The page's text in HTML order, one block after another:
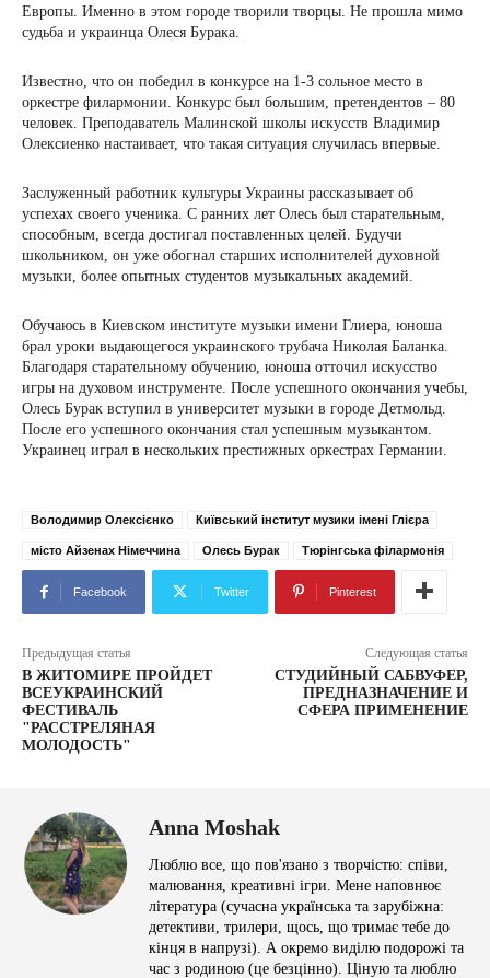
Европы. Именно в этом городе творили творцы. Не прошла мимо
судьба и украинца Олеся Бурака.
Известно, что он победил в конкурсе на 1-3 сольное место в
оркестре филармонии. Конкурс был большим, претендентов – 80
человек. Преподаватель Малинской школы искусств Владимир
Олексиенко настаивает, что такая ситуация случилась впервые.
Заслуженный работник культуры Украины рассказывает об
успехах своего ученика. С ранних лет Олесь был старательным,
способным, всегда достигал поставленных целей. Будучи
школьником, он уже обогнал старших исполнителей духовной
музыки, более опытных студентов музыкальных академий.
Обучаюсь в Киевском институте музыки имени Глиера, юноша
брал уроки выдающегося украинского трубача Николая Баланка.
Благодаря старательному обучению, юноша отточил искусство
игры на духовом инструменте. После успешного окончания учебы,
Олесь Бурак вступил в университет музыки в городе Детмольд.
После его успешного окончания стал успешным музыкантом.
Украинец играл в нескольких престижных оркестрах Германии.
Володимир Олексієнко Київський інститут музики імені Глієра
місто Айзенах Німеччина Олесь Бурак Тюрінгська філармонія
Facebook Twitter Pinterest
Предыдущая статья
В ЖИТОМИРЕ ПРОЙДЕТ
ВСЕУКРАИНСКИЙ
ФЕСТИВАЛЬ
"РАССТРЕЛЯНАЯ
МОЛОДОСТЬ"
Следующая статья
СТУДИЙНЫЙ САБВУФЕР,
ПРЕДНАЗНАЧЕНИЕ И
СФЕРА ПРИМЕНЕНИЕ
Anna Moshak
Люблю все, що пов'язано з творчістю: співи,
малювання, креативні ігри. Мене наповнює
література (сучасна українська та зарубіжна:
детективи, трилери, щось, що тримає тебе до
кінця в напрузі). А окремо виділю подорожі та
час з родиною (це безцінно). Ціную та люблю